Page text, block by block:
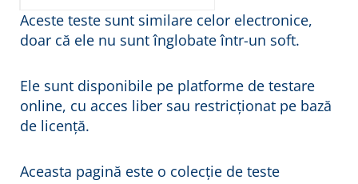
Aceste teste sunt similare celor electronice,
doar că ele nu sunt înglobate într-un soft.
Ele sunt disponibile pe platforme de testare
online, cu acces liber sau restricționat pe bază
de licență.
Aceasta pagină este o colecție de teste